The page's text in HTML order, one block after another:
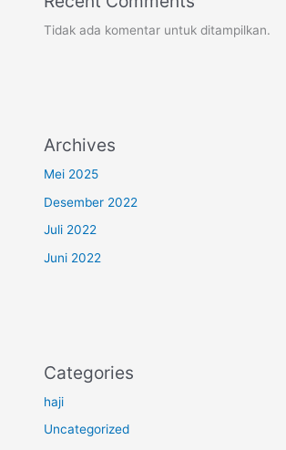
Tidak ada komentar untuk ditampilkan.
Archives
Mei 2025
Desember 2022
Juli 2022
Juni 2022
Categories
haji
Uncategorized